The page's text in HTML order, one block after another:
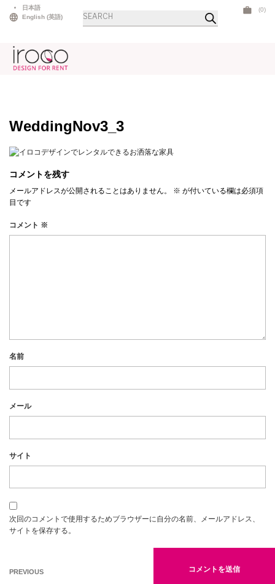
日本語
English (英語)
商
品
(0)
WeddingNov3_3
コメントを残す
メールアドレスが公開されることはありません。 ※ が付いている欄は必須項
目です
コメント ※
名前
メール
サイト
次回のコメントで使用するためブラウザーに自分の名前、メールアドレス、
サイトを保存する。
投
Previous
PREVIOUS